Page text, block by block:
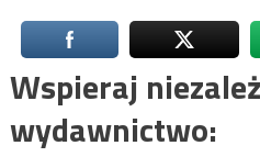
Wspieraj
wydawnictwo: